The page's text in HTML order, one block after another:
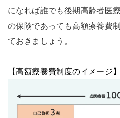
になれば誰でも後期高齢者医
の保険であっても高額療養費
ておきましょう。
【高額療養費制度のイメージ】